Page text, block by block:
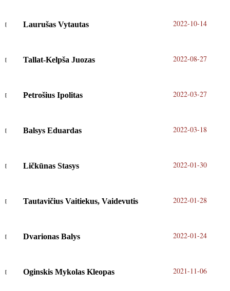
Laurušas Vytautas 2022-10-14
Tallat-Kelpša Juozas 2022-08-27
Petrošius Ipolitas 2022-03-27
Balsys Eduardas 2022-03-18
Ličkūnas Stasys 2022-01-30
Tautavičius Vaitiekus, Vaidevutis 2022-01-28
Dvarionas Balys 2022-01-24
Oginskis Mykolas Kleopas 2021-11-06